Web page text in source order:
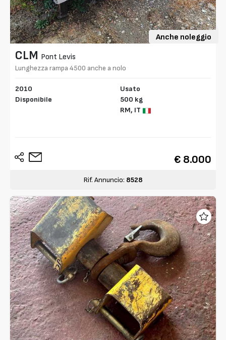
Anche noleggio
CLM Pont Levis
Lunghezza rampa 4500 anche a nolo
2010
Disponibile
Usato
500 kg
RM, IT
€ 8.000
Rif. Annuncio: 8528